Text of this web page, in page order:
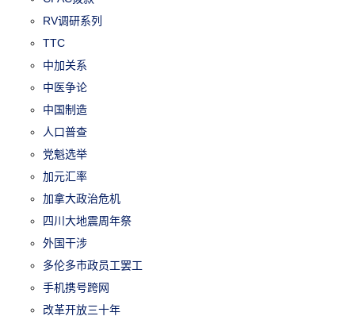
RV调研系列
TTC
中加关系
中医争论
中国制造
人口普查
党魁选举
加元汇率
加拿大政治危机
四川大地震周年祭
外国干涉
多伦多市政员工罢工
手机携号跨网
改革开放三十年